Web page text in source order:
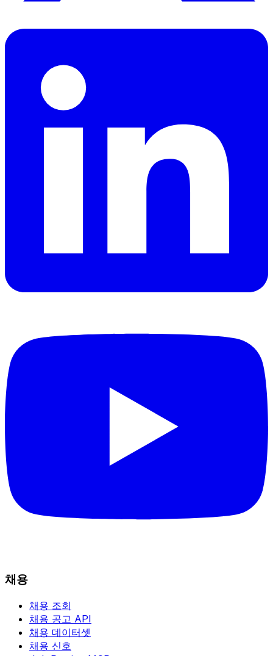
채용
채용 조회
채용 공고 API
채용 데이터셋
채용 신호